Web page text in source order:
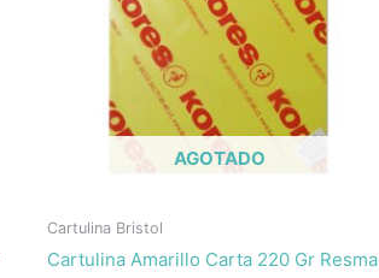
AGOTADO
Cartulina Bristol
Cartulina Amarillo Carta 220 Gr Resma